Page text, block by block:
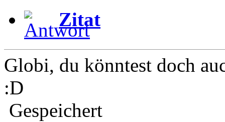
Zitat
Globi, du könntest doch
:D
Gespeichert